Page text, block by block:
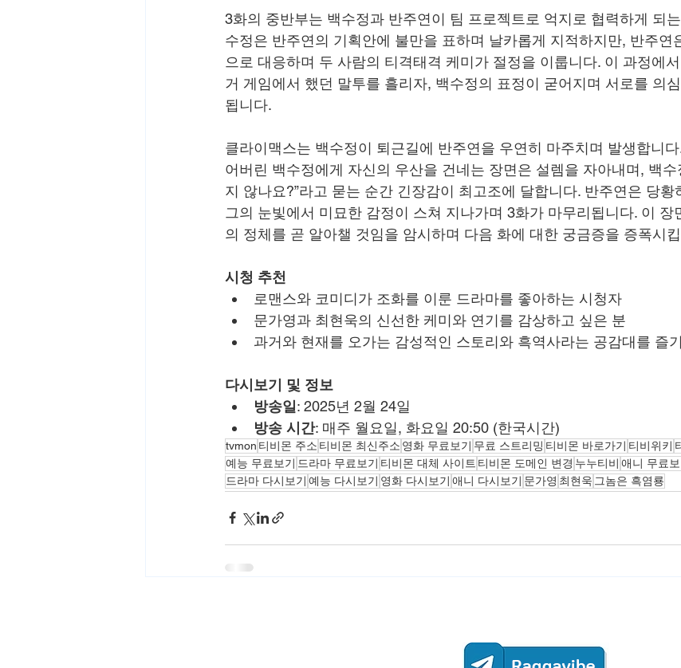
3화의 중반부는 백수정과 반주연이 팀 프로젝트로 억지로 협력하게 되
수정은 반주연의 기획안에 불만을 표하며 날카롭게 지적하지만, 반주연
으로 대응하며 두 사람의 티격태격 케미가 절정을 이룹니다. 이 과정에
거 게임에서 했던 말투를 흘리자, 백수정의 표정이 굳어지며 서로를 의
됩니다.
클라이맥스는 백수정이 퇴근길에 반주연을 우연히 마주치며 발생합니
어버린 백수정에게 자신의 우산을 건네는 장면은 설렘을 자아내며, 백수
지 않나요?”라고 묻는 순간 긴장감이 최고조에 달합니다. 반주연은 당황
그의 눈빛에서 미묘한 감정이 스쳐 지나가며 3화가 마무리됩니다. 이 장
의 정체를 곧 알아챌 것임을 암시하며 다음 화에 대한 궁금증을 증폭시
시청 추천
로맨스와 코미디가 조화를 이룬 드라마를 좋아하는 시청자
문가영과 최현욱의 신선한 케미와 연기를 감상하고 싶은 분
과거와 현재를 오가는 감성적인 스토리와 흑역사라는 공감대를 즐
다시보기 및 정보
방송일: 2025년 2월 24일
방송 시간: 매주 월요일, 화요일 20:50 (한국시간)
tvmon 티비몬 주소 티비몬 최신주소 영화 무료보기 무료 스트리밍 티비몬 바로가기 티비위키
예능 무료보기 드라마 무료보기 티비몬 대체 사이트 티비몬 도메인 변경 누누티비 애니 무료보
드라마 다시보기 예능 다시보기 영화 다시보기 애니 다시보기 문가영 최현욱 그놈은 흑염룡